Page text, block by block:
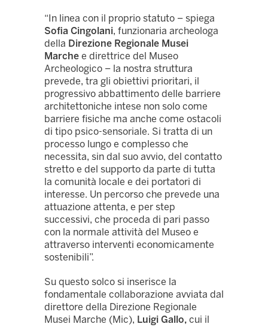
“In linea con il proprio statuto – spiega
Sofia Cingolani, funzionaria archeologa
della Direzione Regionale Musei
Marche e direttrice del Museo
Archeologico – la nostra struttura
prevede, tra gli obiettivi prioritari, il
progressivo abbattimento delle barriere
architettoniche intese non solo come
barriere fisiche ma anche come ostacoli
di tipo psico-sensoriale. Si tratta di un
processo lungo e complesso che
necessita, sin dal suo avvio, del contatto
stretto e del supporto da parte di tutta
la comunità locale e dei portatori di
interesse. Un percorso che prevede una
attuazione attenta, e per step
successivi, che proceda di pari passo
con la normale attività del Museo e
attraverso interventi economicamente
sostenibili”.
Su questo solco si inserisce la
fondamentale collaborazione avviata dal
direttore della Direzione Regionale
Musei Marche (Mic), Luigi Gallo, cui il